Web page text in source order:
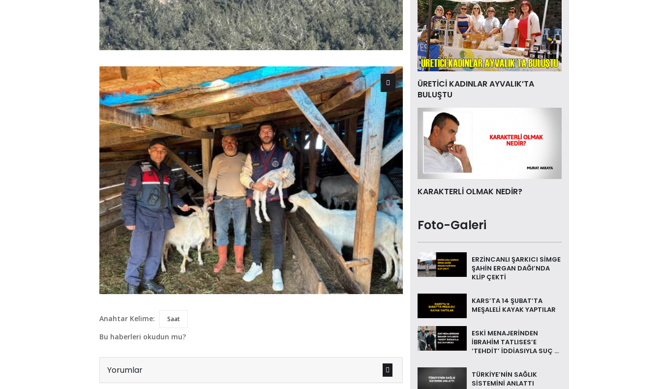
Anahtar Kelime: Saat
Bu haberleri okudun mu?
Yorumlar
ÜRETİCİ KADINLAR AYVALIK’TA
BULUŞTU
KARAKTERLİ OLMAK NEDİR?
Foto-Galeri
ERZİNCANLI ŞARKICI SİMGE
ŞAHİN ERGAN DAĞI’NDA
KLİP ÇEKTİ
KARS’TA 14 ŞUBAT’TA
MEŞALELİ KAYAK YAPTILAR
ESKİ MENAJERİNDEN
İBRAHİM TATLISES’E
‘TEHDİT’ İDDİASIYLA SUÇ ...
TÜRKİYE’NİN SAĞLIK
SİSTEMİNİ ANLATTI